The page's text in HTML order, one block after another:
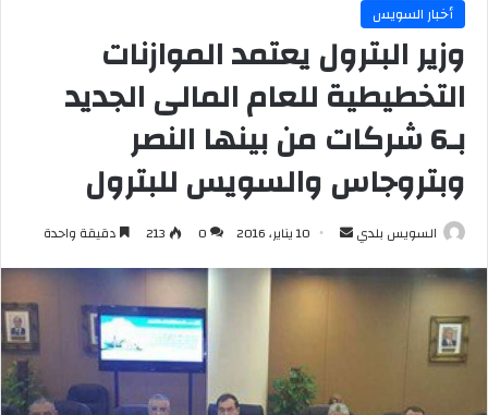
أخبار السويس
وزير البترول يعتمد الموازنات
التخطيطية للعام المالى الجديد
بـ6 شركات من بينها النصر
وبتروجاس والسويس للبترول
السويس بلدي
أرسل
إلكترونيا
10 يناير، 2016 0
213 دقيقة واحدة